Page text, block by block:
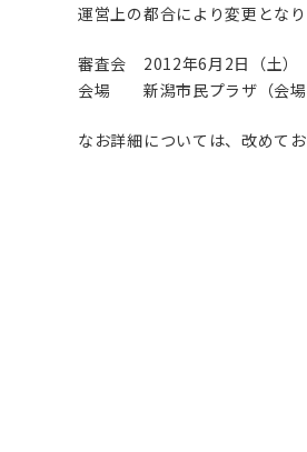
運営上の都合により変更とな
審査会 2012年6月2日（土）
会場 新潟市民プラザ（会場
なお詳細については、改めてお